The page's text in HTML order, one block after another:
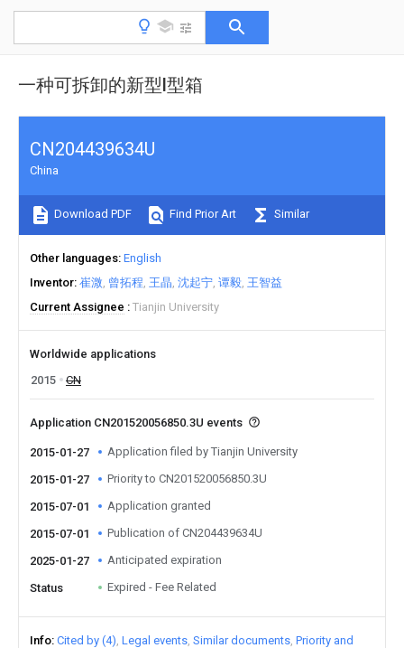
一种可拆卸的新型l型箱
CN204439634U
China
Download PDF Find Prior Art Similar
Other languages English
Inventor 崔溦 曾拓程 王晶 沈起宁 谭毅 王智益
Current Assignee
Tianjin University
Worldwide applications
2015
CN
Application CN201520056850.3U events
2015-01-27 Application filed by Tianjin University
2015-01-27 Priority to CN201520056850.3U
2015-07-01 Application granted
2015-07-01 Publication of CN204439634U
2025-01-27 Anticipated expiration
Status Expired - Fee Related
Info Cited by (4) Legal events Similar documents Priority and